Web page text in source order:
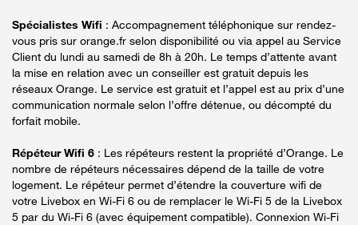
Spécialistes Wifi : Accompagnement téléphonique sur rendez-
vous pris sur orange.fr selon disponibilité ou via appel au Service
Client du lundi au samedi de 8h à 20h. Le temps d’attente avant
la mise en relation avec un conseiller est gratuit depuis les
réseaux Orange. Le service est gratuit et l’appel est au prix d’une
communication normale selon l’offre détenue, ou décompté du
forfait mobile.
Répéteur Wifi 6 : Les répéteurs restent la propriété d’Orange. Le
nombre de répéteurs nécessaires dépend de la taille de votre
logement. Le répéteur permet d’étendre la couverture wifi de
votre Livebox en Wi-Fi 6 ou de remplacer le Wi-Fi 5 de la Livebox
5 par du Wi-Fi 6 (avec équipement compatible). Connexion Wi-Fi